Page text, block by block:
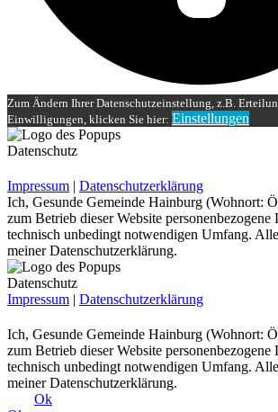
Zum Ändern Ihrer Datenschutzeinstellung, z.B.
Einwilligungen, klicken Sie hier: Einstellungen
Datenschutz
Impressum | Datenschutzerklärung
Ich, Gesunde Gemeinde Hainburg (Wohnort:
zum Betrieb dieser Website personenbezogene
technisch unbedingt notwendigen Umfang.
meiner Datenschutzerklärung.
Datenschutz
Impressum | Datenschutzerklärung
Ich, Gesunde Gemeinde Hainburg (Wohnort:
zum Betrieb dieser Website personenbezogene
technisch unbedingt notwendigen Umfang.
meiner Datenschutzerklärung.
Ok